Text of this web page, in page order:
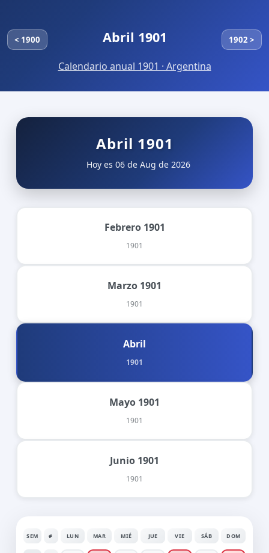
< 1900 Abril 1901 1902 >
Calendario anual 1901 · Argentina
Abril 1901
Hoy es 06 de Aug de 2026
Febrero 1901
1901
Marzo 1901
1901
Abril
1901
Mayo 1901
1901
Junio 1901
1901
SEM # LUN MAR MIÉ JUE VIE SÁB DOM